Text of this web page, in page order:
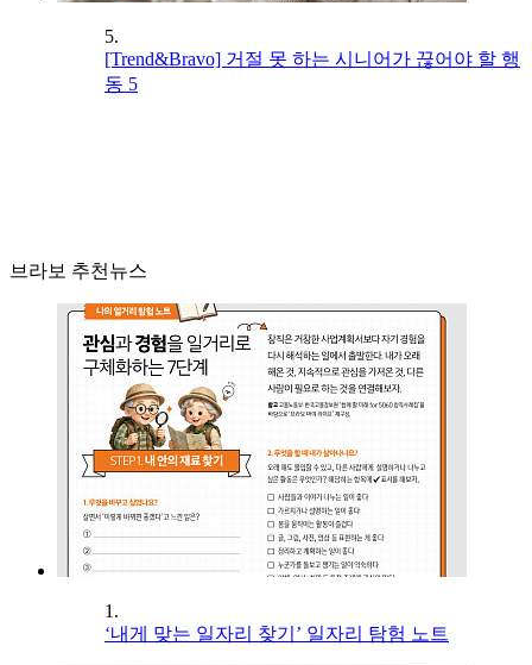
5.
[Trend&Bravo] 거절 못 하는 시니어가 끊어야 할 행
동 5
브라보 추천뉴스
1.
‘내게 맞는 일자리 찾기’ 일자리 탐험 노트